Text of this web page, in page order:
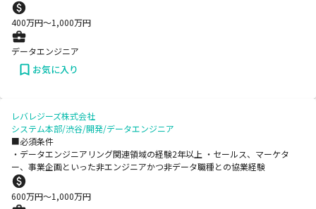
400万円〜1,000万円
データエンジニア
お気に入り
レバレジーズ株式会社
システム本部/渋谷/開発/データエンジニア
■必須条件
・データエンジニアリング関連領域の経験2年以上 ・セールス、マーケタ
ー、事業企画といった非エンジニアかつ非データ職種との協業経験
600万円〜1,000万円